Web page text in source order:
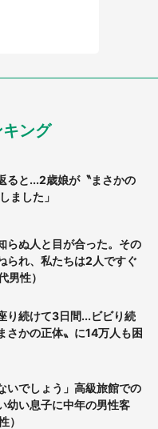
ング
ると...2歳娘が〝まさかの
ました」
らぬ人と目が合った。その
られ、私たちは2人ですぐ
男性）
り続けて3日間...ビビり続
かの正体〟に14万人も困
いでしょう」高級旅館での
幼い息子に中年の男性客
）